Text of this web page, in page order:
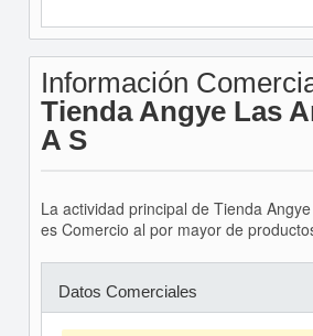
Información
Tienda Angye Las
A S
La actividad principal de Tienda
es Comercio al por mayor de
Datos Comerciales